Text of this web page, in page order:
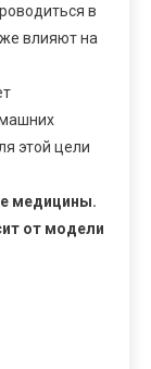
в
влияют на
этой цели
медицины.
от модели